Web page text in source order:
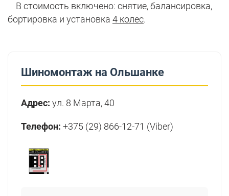
В стоимость включено: снятие, балансировка,
бортировка и установка 4 колес.
Шиномонтаж на Ольшанке
Адрес: ул. 8 Марта, 40
Телефон: +375 (29) 866-12-71 (Viber)